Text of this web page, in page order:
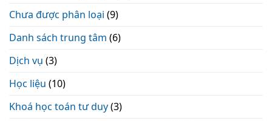
Chưa được phân loại (9)
Danh sách trung tâm (6)
Dịch vụ (3)
Học liệu (10)
Khoá học toán tư duy(3)